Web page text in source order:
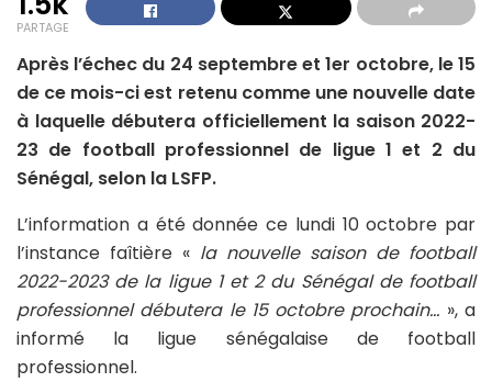
PARTAGE
Après l’échec du 24 septembre et 1er octobre, le 15
de ce mois-ci est retenu comme une nouvelle date
à laquelle débutera officiellement la saison 2022-
23 de football professionnel de ligue 1 et 2 du
Sénégal, selon la LSFP.
L’information a été donnée ce lundi 10 octobre par
l’instance faîtière « la nouvelle saison de football
2022-2023 de la ligue 1 et 2 du Sénégal de football
professionnel débutera le 15 octobre prochain… », a
informé la ligue sénégalaise de football
professionnel.